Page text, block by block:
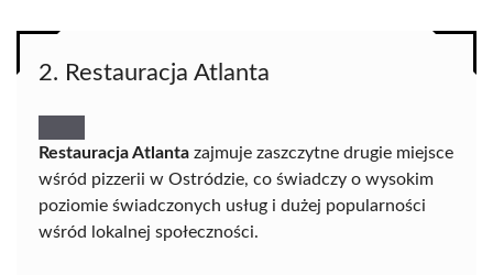
2. Restauracja Atlanta
Restauracja Atlanta zajmuje zaszczytne drugie miejsce
wśród pizzerii w Ostródzie, co świadczy o wysokim
poziomie świadczonych usług i dużej popularności
wśród lokalnej społeczności.